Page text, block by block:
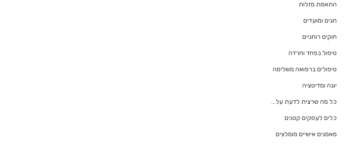
התאמת מזלות
חגים ומועדים
חוקים רוחניים
טיפול בפחד וחרדה
טיפולים ברפואה משלימה
יוגה ומדיטציה
כל מה שרצית לדעת על…
כלים לעסקים קטנים
מאמנים אישיים מומלצים